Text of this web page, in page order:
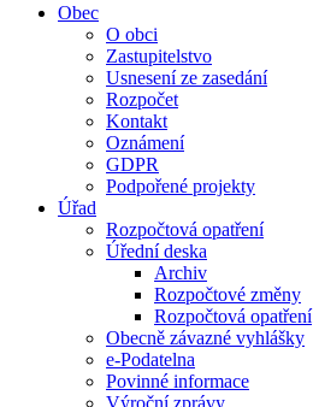
Obec
O obci
Zastupitelstvo
Usnesení ze zasedání
Rozpočet
Kontakt
Oznámení
GDPR
Podpořené projekty
Úřad
Rozpočtová opatření
Úřední deska
Archiv
Rozpočtové změny
Rozpočtová opatření
Obecně závazné vyhlášky
e-Podatelna
Povinné informace
Výroční zprávy